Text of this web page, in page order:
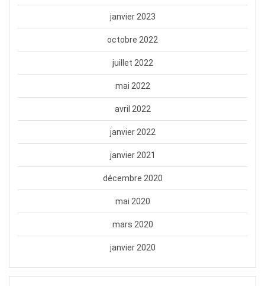
janvier 2023
octobre 2022
juillet 2022
mai 2022
avril 2022
janvier 2022
janvier 2021
décembre 2020
mai 2020
mars 2020
janvier 2020